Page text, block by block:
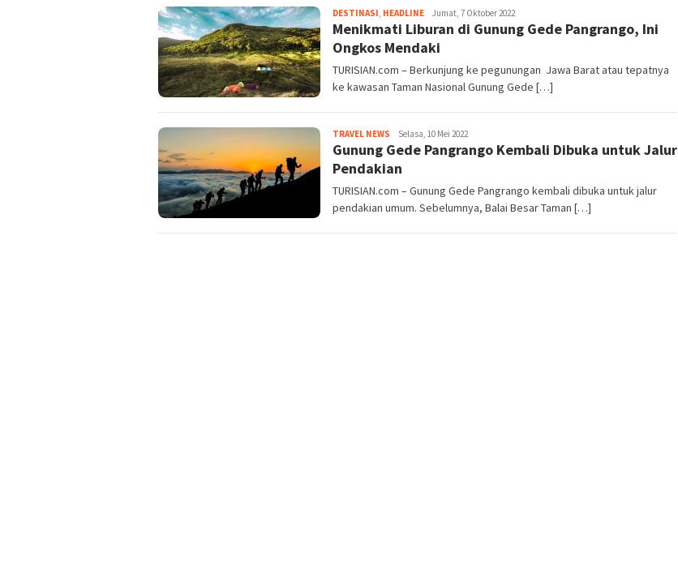
DESTINASI, HEADLINETim
Redaksi
Jumat, 7 Oktober 2022
Menikmati Liburan di Gunung Gede Pangrango, Ini
Ongkos Mendaki
TURISIAN.com – Berkunjung ke pegunungan Jawa Barat atau tepatnya
ke kawasan Taman Nasional Gunung Gede […]
TRAVEL NEWS Tim
Redaksi
Selasa, 10 Mei 2022
Gunung Gede Pangrango Kembali Dibuka untuk Jalur
Pendakian
TURISIAN.com – Gunung Gede Pangrango kembali dibuka untuk jalur
pendakian umum. Sebelumnya, Balai Besar Taman […]